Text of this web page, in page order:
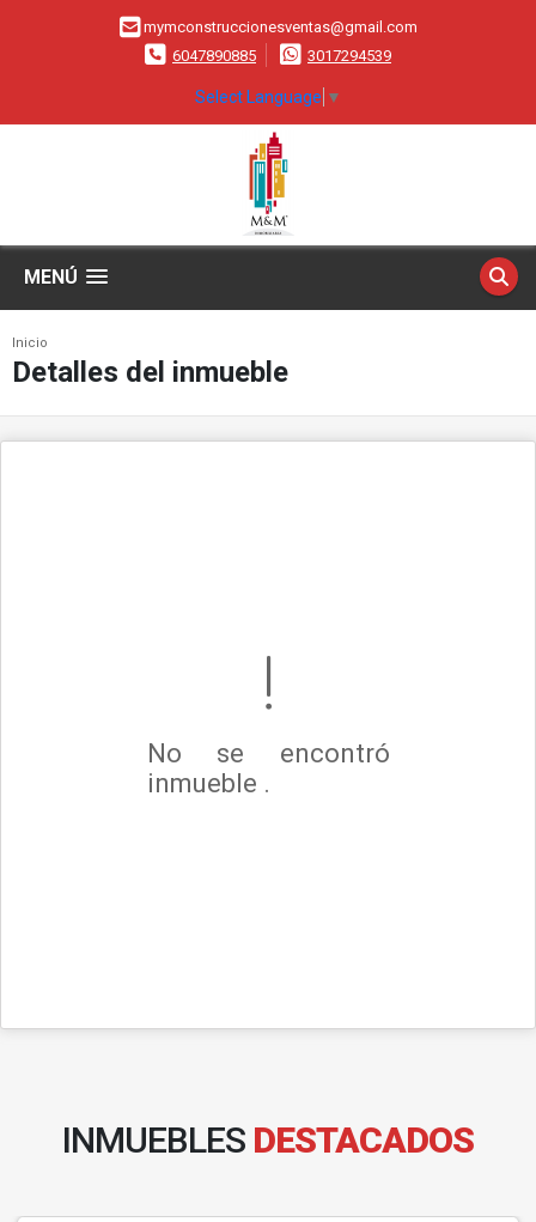
mymconstruccionesventas@gmail.com
6047890885
3017294539
Select Language ▼
MENÚ
Inicio
Detalles del inmueble
No se encontró
inmueble .
INMUEBLES DESTACADOS